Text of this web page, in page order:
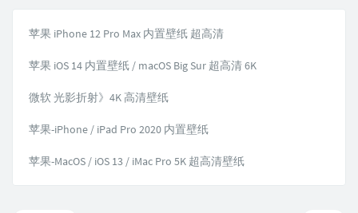
苹果 iPhone 12 Pro Max 内置壁纸 超高清
苹果 iOS 14 内置壁纸 / macOS Big Sur 超高清 6K
微软 光影折射》4K 高清壁纸
苹果-iPhone / iPad Pro 2020 内置壁纸
苹果-MacOS / iOS 13 / iMac Pro 5K 超高清壁纸